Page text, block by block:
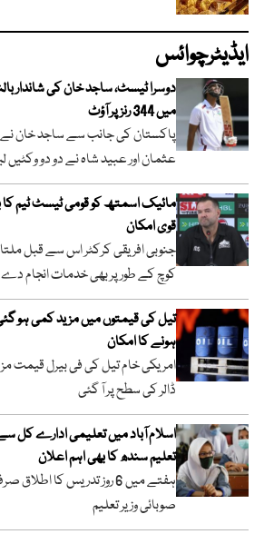
ایڈیٹرچوائس
دوسرا ٹیسٹ، ساجد خان کی شاندار
میں 344 رنز پر آؤٹ
عثمان اور عبید شاہ نے دو دو وکٹیں
مائیک اسمتھ کو قومی ٹیسٹ ٹیم کا
قوی امکان
جنوبی افریقی کرکٹر اس سے قبل
کوچ کے طور پر بھی خدمات انجام
تیل کی قیمتوں میں مزید کمی ہو
ہونے کا امکان
ڈالر کی سطح پر آ گئی
اسلام آباد میں تعلیمی ادارے کل
تعلیم سندھ کا بھی اہم اعلان
ہفتے میں 6 روز تدریس کا
صوبائی وزیر تعلیم